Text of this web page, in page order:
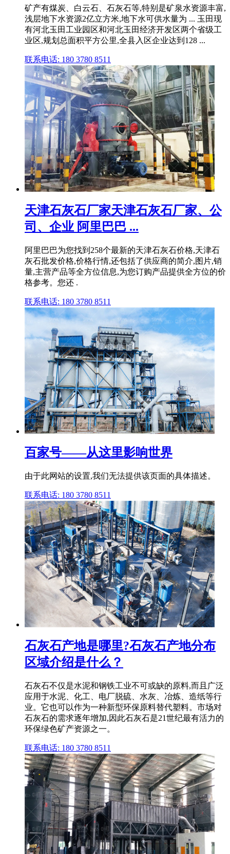
矿产有煤炭、白云石、石灰石等,特别是矿泉水资源丰富,
浅层地下水资源2亿立方米,地下水可供水量为 ... 玉田现
有河北玉田工业园区和河北玉田经济开发区两个省级工
业区,规划总面积平方公里,全县入区企业达到128 ...
联系电话: 180 3780 8511
天津石灰石厂家天津石灰石厂家、公
司、企业 阿里巴巴 ...
阿里巴巴为您找到258个最新的天津石灰石价格,天津石
灰石批发价格,价格行情,还包括了供应商的简介,图片,销
量,主营产品等全方位信息,为您订购产品提供全方位的价
格参考。您还 .
联系电话: 180 3780 8511
百家号——从这里影响世界
由于此网站的设置,我们无法提供该页面的具体描述。
联系电话: 180 3780 8511
石灰石产地是哪里?石灰石产地分布
区域介绍是什么？
石灰石不仅是水泥和钢铁工业不可或缺的原料,而且广泛
应用于水泥、化工、电厂脱硫、水灰、冶炼、造纸等行
业。它也可以作为一种新型环保原料替代塑料。市场对
石灰石的需求逐年增加,因此石灰石是21世纪最有活力的
环保绿色矿产资源之一。
联系电话: 180 3780 8511